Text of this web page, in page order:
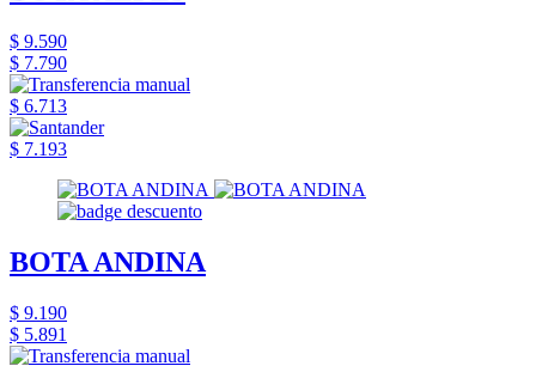
$ 9.590
$ 7.790
$ 6.713
$ 7.193
BOTA ANDINA
$ 9.190
$ 5.891